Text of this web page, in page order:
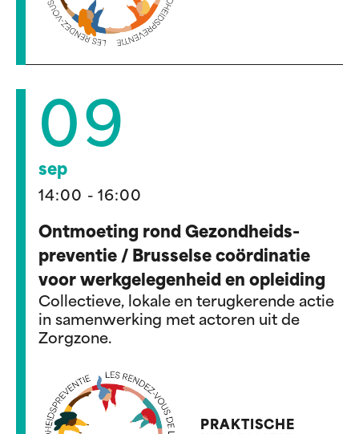
09
sep
14:00 - 16:00
Ontmoeting rond Gezondheids-
preventie / Brusselse coördinatie
voor werkgelegenheid en opleiding
Collectieve, lokale en terugkerende actie
in samenwerking met actoren uit de
Zorgzone.
PRAKTISCHE